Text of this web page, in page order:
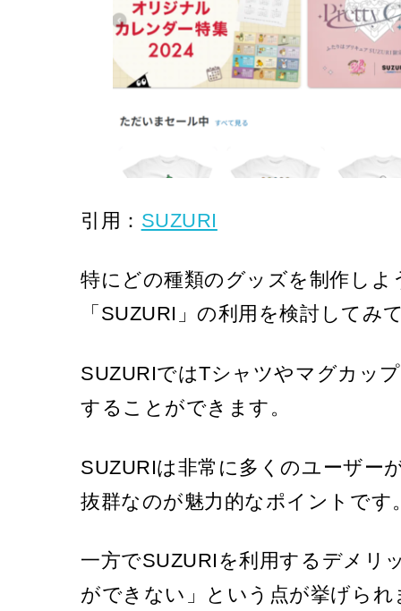
引用： SUZURI
特にどの種類のグッズを制作し
「SUZURI」の利用を検討してみ
SUZURIではTシャツやマグカッ
することができます。
SUZURIは非常に多くのユーザー
抜群なのが魅力的なポイントです
一方でSUZURIを利用するデメリ
ができない」という点が挙げら